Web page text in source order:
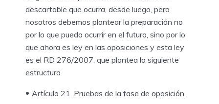
descartable que ocurra, desde luego, pero
nosotros debemos plantear la preparación no
por lo que pueda ocurrir en el futuro, sino por lo
que ahora es ley en las oposiciones y esta ley
es el RD 276/2007, que plantea la siguiente
estructura
Artículo 21. Pruebas de la fase de oposición.